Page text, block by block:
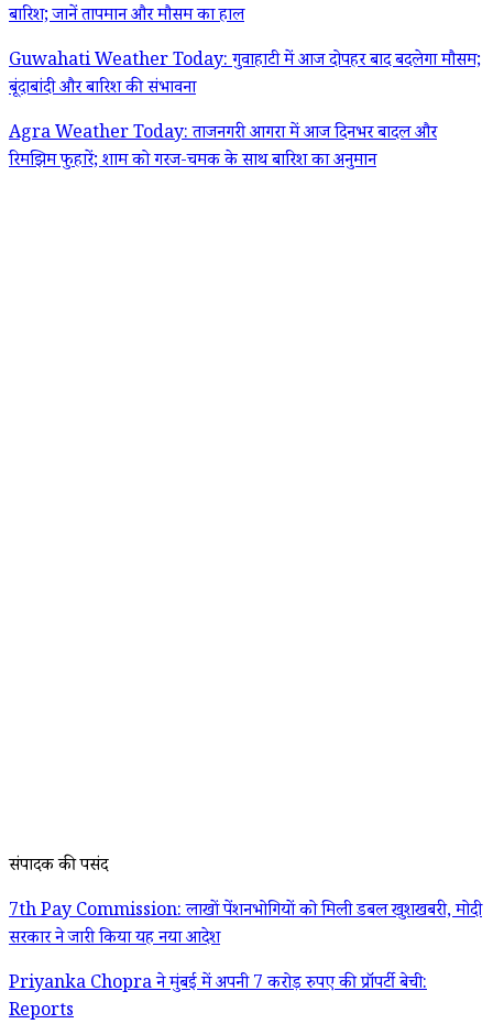
बारिश; जानें तापमान और मौसम का हाल
Guwahati Weather Today: गुवाहाटी में आज दोपहर बाद बदलेगा मौसम;
बूंदाबांदी और बारिश की संभावना
Agra Weather Today: ताजनगरी आगरा में आज दिनभर बादल और
रिमझिम फुहारें; शाम को गरज-चमक के साथ बारिश का अनुमान
संपादक की पसंद
7th Pay Commission: लाखों पेंशनभोगियों को मिली डबल खुशखबरी, मोदी
सरकार ने जारी किया यह नया आदेश
Priyanka Chopra ने मुंबई में अपनी 7 करोड़ रुपए की प्रॉपर्टी बेची:
Reports